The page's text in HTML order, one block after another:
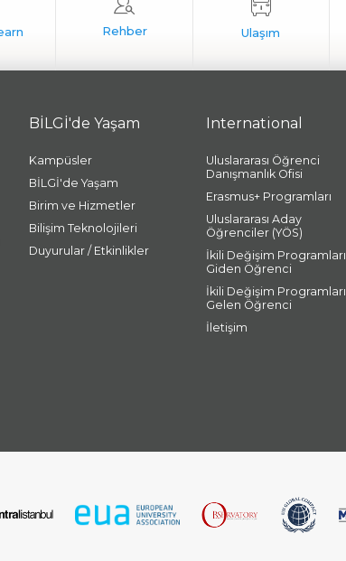
BİLGİ'de Yaşam
Kampüsler
BİLGİ'de Yaşam
Birim ve Hizmetler
Bilişim Teknolojileri
Duyurular / Etkinlikler
International
Uluslararası Öğrenci
Danışmanlık Ofisi
Erasmus+ Programları
Uluslararası Aday
Öğrenciler (YÖS)
İkili Değişim Programları
Giden Öğrenci
İkili Değişim Programları
Gelen Öğrenci
İletişim